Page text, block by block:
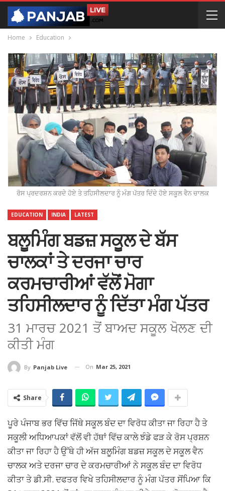
Home Education
ਰੋਸ ਪ੍ਰਦਰਸ਼ਨ ਕਰਦੇ ਹੋਏ ਤੇ ਤਹਿਸੀਲਦਾਰ ਨੂੰ ਮੰਗ ਪੱਤਰ ਦਿੰਦੇ ਹੋਏ ਸਕੂਲ ਵੈਨ ਚਾਲਕ
EDUCATION INDIA LATEST
ਬਲੂਮਿੰਗ ਬਡਜ਼ ਸਕੂਲ ਦੇ ਬੱਸ
ਚਾਲਕਾਂ ਤੇ ਦਰਜਾ ਚਾਰ
ਕਰਮਚਾਰੀਆਂ ਵੱਲੋਂ ਮੋਗਾ
ਤਹਿਸੀਲਦਾਰ ਨੂੰ ਦਿੱਤਾ ਮੰਗ ਪੱਤਰ
31 ਮਾਰਚ 2021 ਤੋਂ ਬਾਅਦ ਸਕੂਲ ਖੋਲਣ ਦੀ
ਕੀਤੀ ਮੰਗ
By Panjab Live On Mar 25, 2021
Share
ਪੂਰੇ ਪੰਜਾਬ ਭਰ ਵਿੱਚ ਜਿੱਥੇ ਸਕੂਲ ਬੰਦ ਦਾ ਵਿਰੋਧ ਕੀਤਾ ਜਾ ਰਿਹਾ ਹੈ ਤੇ
ਸਕੂਲੀ ਅਧਿਆਪਕਾਂ ਵੱਲੋਂ ਵੀ ਹੱਥਾਂ ਵਿੱਚ ਕਾਲੇ ਝੰਡੇ ਫੜ ਕੇ ਰੋਸ ਪ੍ਰਸ਼ਨ
ਕੀਤਾ ਜਾ ਰਿਹਾ ਹੈ ਉੱਥੇ ਹੀ ਅੱਜ ਬਲੂਮਿੰਗ ਬਡਜ਼ ਸਕੂਲ ਦੇ ਸਕੂਲ ਵੈਨ
ਚਾਲਕ ਅਤੇ ਦਰਜਾ ਚਾਰ ਦੇ ਕਰਮਚਾਰੀਆਂ ਨੇ ਸਕੂਲ ਬੰਦ ਦਾ ਵਿਰੋਧ
ਕੀਤਾ ਤੇ ਡੀ.ਸੀ. ਦਫਤਰ ਵਿਖੇ ਤਹਿਸੀਲਦਾਰ ਨੂੰ ਮੰਗ ਪੱਤਰ ਸੋਂਪਿਆ ਕਿ